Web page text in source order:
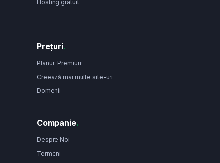
Hosting gratuit
Companie.
Despre Noi
Termeni
Prețuri.
Planuri Premium
Creează mai multe site-uri
Domenii